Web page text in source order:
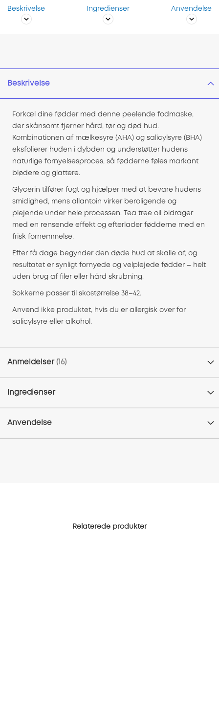
Beskrivelse Ingredienser Anvendelse
Beskrivelse
Forkæl dine fødder med denne peelende fodmaske,
der skånsomt fjerner hård, tør og død hud.
Kombinationen af mælkesyre (AHA) og salicylsyre (BHA)
eksfolierer huden i dybden og understøtter hudens
naturlige fornyelsesproces, så fødderne føles markant
blødere og glattere.
Glycerin tilfører fugt og hjælper med at bevare hudens
smidighed, mens allantoin virker beroligende og
plejende under hele processen. Tea tree oil bidrager
med en rensende effekt og efterlader fødderne med en
frisk fornemmelse.
Efter få dage begynder den døde hud at skalle af, og
resultatet er synligt fornyede og velplejede fødder – helt
uden brug af filer eller hård skrubning.
Sokkerne passer til skostørrelse 38–42.
Anvend ikke produktet, hvis du er allergisk over for
salicylsyre eller alkohol.
Anmeldelser 16
Ingredienser
Anvendelse
Relaterede produkter